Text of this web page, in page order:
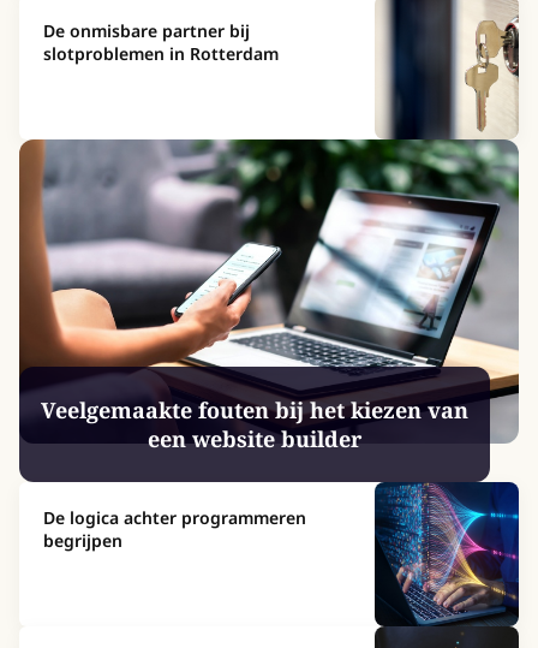
De onmisbare partner bij
slotproblemen in Rotterdam
Veelgemaakte fouten bij het kiezen van
een website builder
De logica achter programmeren
begrijpen